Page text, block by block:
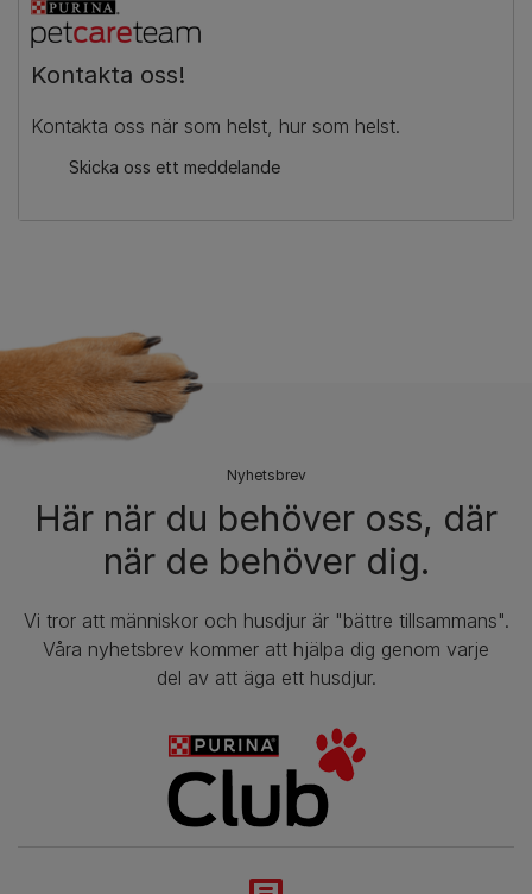
Kontakta oss!
Kontakta oss när som helst, hur som helst.
Skicka oss ett meddelande
Nyhetsbrev​
Här när du behöver oss, där
när de behöver dig.
Vi tror att människor och husdjur är "bättre tillsammans".
Våra nyhetsbrev kommer att hjälpa dig genom varje
del av att äga ett husdjur.